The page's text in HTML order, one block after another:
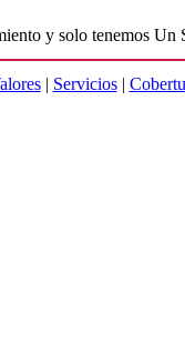
y solo tenemos
| Servicios|